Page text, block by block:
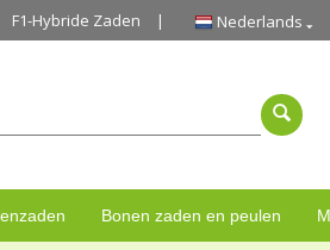
F1-Hybride Zaden Nederlands
Bonen zaden en peulen